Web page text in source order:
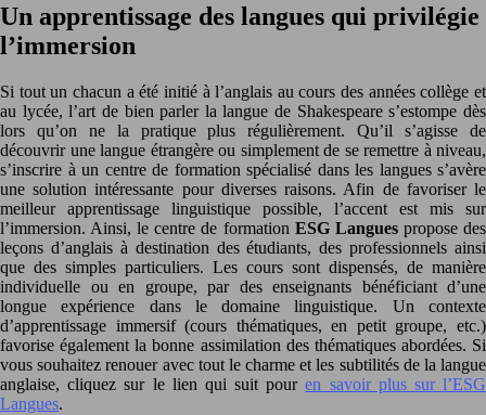
Un apprentissage des langues qui privilégie
l’immersion
Si tout un chacun a été initié à l’anglais au cours des années collège et
au lycée, l’art de bien parler la langue de Shakespeare s’estompe dès
lors qu’on ne la pratique plus régulièrement. Qu’il s’agisse de
découvrir une langue étrangère ou simplement de se remettre à niveau,
s’inscrire à un centre de formation spécialisé dans les langues s’avère
une solution intéressante pour diverses raisons. Afin de favoriser le
meilleur apprentissage linguistique possible, l’accent est mis sur
l’immersion. Ainsi, le centre de formation ESG Languespropose des
leçons d’anglais à destination des étudiants, des professionnels ainsi
que des simples particuliers. Les cours sont dispensés, de manière
individuelle ou en groupe, par des enseignants bénéficiant d’une
longue expérience dans le domaine linguistique. Un contexte
d’apprentissage immersif (cours thématiques, en petit groupe, etc.)
favorise également la bonne assimilation des thématiques abordées. Si
vous souhaitez renouer avec tout le charme et les subtilités de la langue
anglaise, cliquez sur le lien qui suit pouren savoir plus sur l’ESG
Langues.